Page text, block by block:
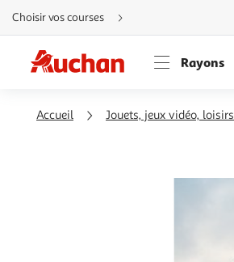
Aller
directement
au
Aller
directement
à
Aller
directement
Choisir vos courses
Rayons
Accueil Jouets, jeux vidéo, loisirs